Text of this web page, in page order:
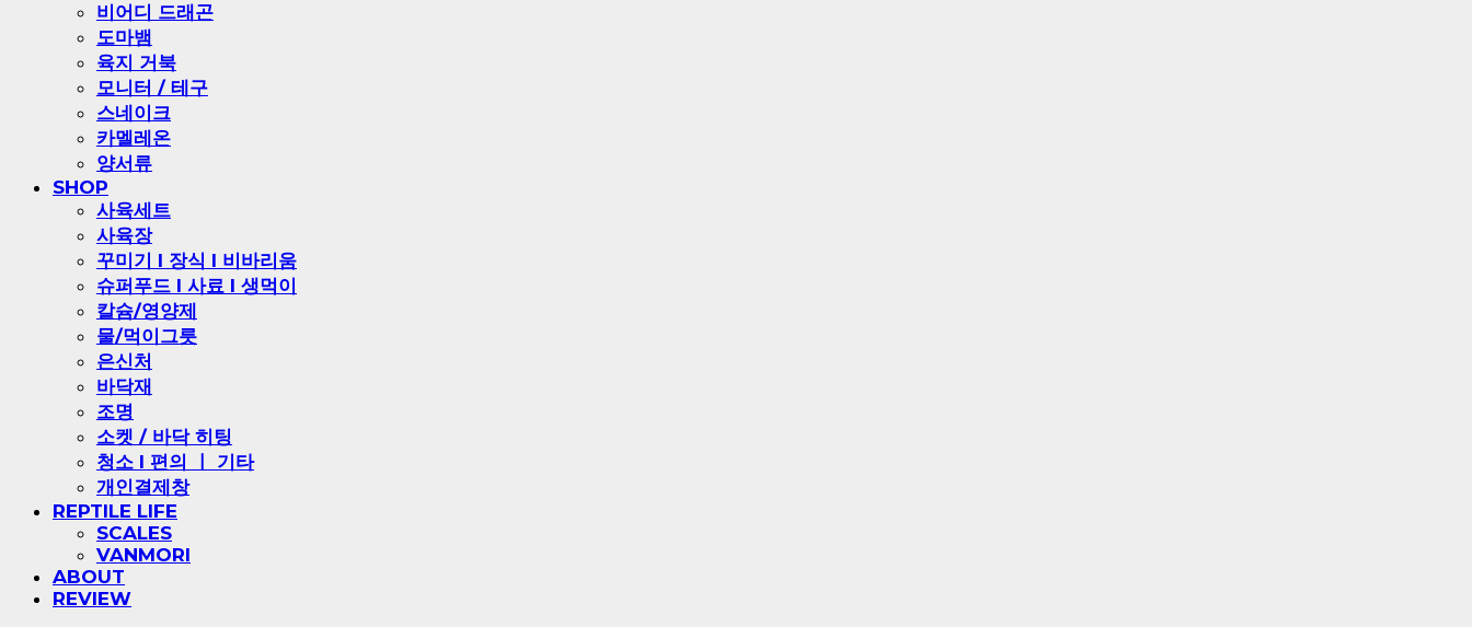
비어디 드래곤
도마뱀
육지 거북
모니터 / 테구
스네이크
카멜레온
양서류
SHOP
사육세트
사육장
꾸미기 l 장식 l 비바리움
슈퍼푸드 l 사료 l 생먹이
칼슘/영양제
물/먹이그릇
은신처
바닥재
조명
소켓 / 바닥 히팅
청소 l 편의 ㅣ 기타
개인결제창
REPTILE LIFE
SCALES
VANMORI
ABOUT
REVIEW